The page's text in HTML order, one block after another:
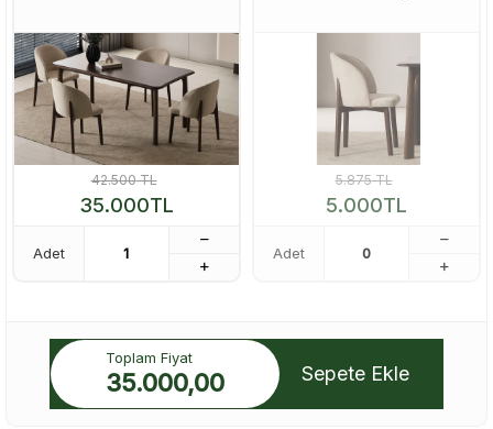
42.500TL
35.000TL
Adet
5.875TL
5.000TL
Adet
Toplam Fiyat
35.000,00 Sepete Ekle